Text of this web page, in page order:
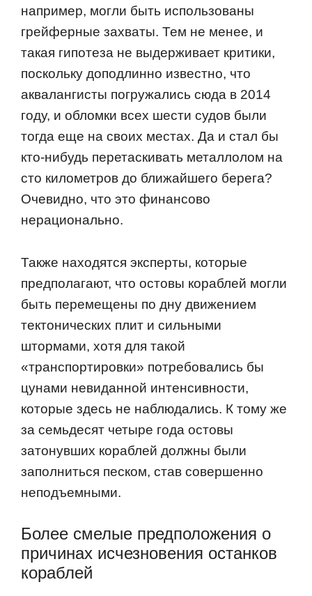
например, могли быть использованы
грейферные захваты. Тем не менее, и
такая гипотеза не выдерживает критики,
поскольку доподлинно известно, что
аквалангисты погружались сюда в 2014
году, и обломки всех шести судов были
тогда еще на своих местах. Да и стал бы
кто-нибудь перетаскивать металлолом на
сто километров до ближайшего берега?
Очевидно, что это финансово
нерационально.
Также находятся эксперты, которые
предполагают, что остовы кораблей могли
быть перемещены по дну движением
тектонических плит и сильными
штормами, хотя для такой
«транспортировки» потребовались бы
цунами невиданной интенсивности,
которые здесь не наблюдались. К тому же
за семьдесят четыре года остовы
затонувших кораблей должны были
заполниться песком, став совершенно
неподъемными.
Более смелые предположения о
причинах исчезновения останков
кораблей